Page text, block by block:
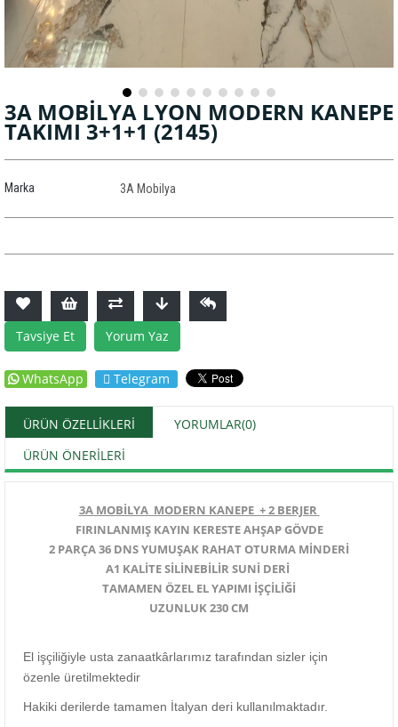
3A MOBİLYA LYON MODERN KANEPE
TAKIMI 3+1+1 (2145)
Marka 3A Mobilya
Tavsiye Et Yorum Yaz
WhatsApp Telegram
ÜRÜN ÖZELLIKLERI YORUMLAR(0)
ÜRÜN ÖNERILERI
3A MOBİLYA MODERN KANEPE + 2 BERJER
FIRINLANMIŞ KAYIN KERESTE AHŞAP GÖVDE
2 PARÇA 36 DNS YUMUŞAK RAHAT OTURMA MİNDERİ
A1 KALİTE SİLİNEBİLİR SUNİ DERİ
TAMAMEN ÖZEL EL YAPIMI İŞÇİLİĞİ
UZUNLUK 230 CM
El işçiliğiyle usta zanaatkârlarımız tarafından sizler için
özenle üretilmektedir
Hakiki derilerde tamamen İtalyan deri kullanılmaktadır.